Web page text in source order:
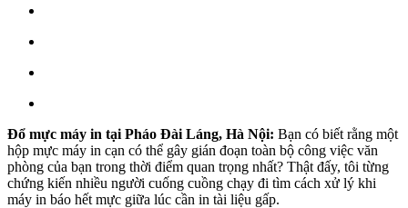
Đổ mực máy in tại Pháo Đài Láng, Hà Nội: Bạn có biết rằng một
hộp mực máy in cạn có thể gây gián đoạn toàn bộ công việc văn
phòng của bạn trong thời điểm quan trọng nhất? Thật đấy, tôi từng
chứng kiến nhiều người cuống cuồng chạy đi tìm cách xử lý khi
máy in báo hết mực giữa lúc cần in tài liệu gấp.